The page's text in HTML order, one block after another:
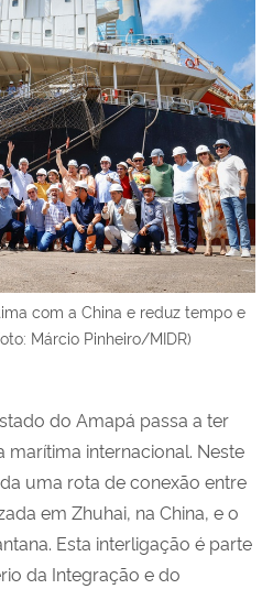
com a China e reduz tempo e
Márcio Pinheiro/MIDR)
do Amapá passa a ter
marítima internacional. Neste
uma rota de conexão entre
em Zhuhai, na China, e o
Esta interligação é parte
da Integração e do